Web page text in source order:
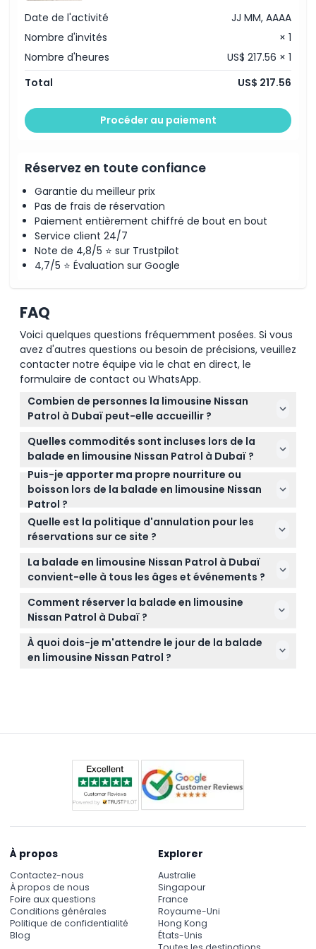
Politique d'annulation
Date de l'activité
JJ MM, AAAA
Nombre d'invités
× 1
Nombre d'heures
US$ 217.56 × 1
Total
US$ 217.56
Procéder au paiement
Réservez en toute confiance
Garantie du meilleur prix
Pas de frais de réservation
Paiement entièrement chiffré de bout en bout
Service client 24/7
Note de 4,8/5 ⭐ sur Trustpilot
4,7/5 ⭐ Évaluation sur Google
FAQ
Voici quelques questions fréquemment posées. Si vous
avez d'autres questions ou besoin de précisions, veuillez
contacter notre équipe via le chat en direct, le
formulaire de contact ou WhatsApp.
Combien de personnes la limousine Nissan
Patrol à Dubaï peut-elle accueillir ?
La limousine Nissan Patrol peut accueillir
confortablement jusqu'à 21 passagers, ce qui la
événements spéciaux à Dubaï.
Quelles commodités sont incluses lors de la
balade en limousine Nissan Patrol à Dubaï ?
La limousine dispose d'intérieurs en cuir, d'un
système stéréo surround, d'une télévision LCD 42"
avec lecteur DVD, d'un bar de rafraîchissements
entièrement approvisionné avec de l'eau et des
boissons non alcoolisées offertes, ainsi que d'une
Puis-je apporter ma propre nourriture ou
boisson lors de la balade en limousine Nissan
Patrol ?
Vous êtes invité à apporter vos propres boissons
non alcoolisées et snacks, mais les boissons
limousine.
Quelle est la politique d'annulation pour les
réservations sur ce site ?
Vous pouvez annuler jusqu'à 24 heures à l'avance
pour un remboursement (moins les frais de
transfert éventuels). Les modifications ou
reprogrammations peuvent être faites
gratuitement avec un préavis d'au moins 24
La balade en limousine Nissan Patrol à Dubaï
convient-elle à tous les âges et événements ?
Oui ! La limousine est parfaite pour tous types de
célébrations de groupe, y compris les anniversaires,
ville, en accueillant confortablement des passagers
de tous âges.
Comment réserver la balade en limousine
Nissan Patrol à Dubaï ?
Les réservations se font facilement en ligne via ce
site où vous pouvez vérifier la disponibilité, choisir
À quoi dois-je m'attendre le jour de la balade
en limousine Nissan Patrol ?
inclus pour une visite confortable et élégante
À propos
Contactez-nous
À propos de nous
Foire aux questions
Conditions générales
Politique de confidentialité
Blog
Explorer
Australie
Singapour
France
Royaume-Uni
Hong Kong
États-Unis